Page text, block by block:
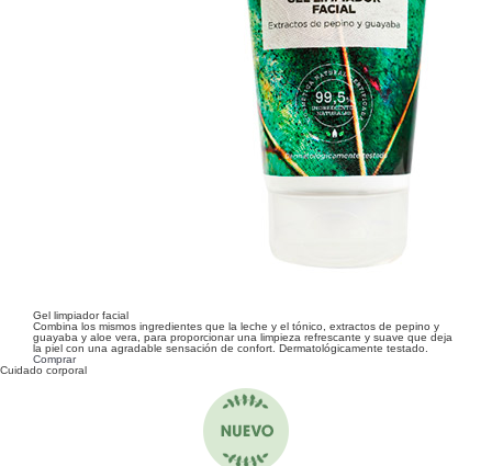
Gel limpiador facial
Combina los mismos ingredientes que la leche y el tónico, extractos de pepino y
guayaba y aloe vera, para proporcionar una limpieza refrescante y suave que deja
la piel con una agradable sensación de confort. Dermatológicamente testado.
Comprar
Cuidado corporal